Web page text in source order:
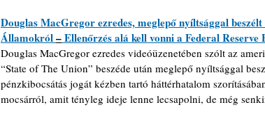
Douglas MacGregor ezredes, meglepő nyíltsággal
Államokról – Ellenőrzés alá kell vonni a Federal Reserve
Douglas MacGregor ezredes videóüzenetében szólt az
“State of The Union” beszéde után meglepő nyíltsággal
pénzkibocsátás jogát kézben tartó háttérhatalom
mocsárról, amit tényleg ideje lenne lecsapolni, de még